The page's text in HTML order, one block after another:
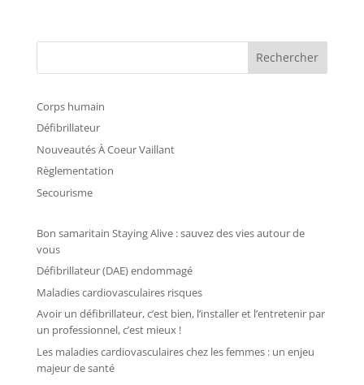
Rechercher
Corps humain
Défibrillateur
Nouveautés À Coeur Vaillant
Règlementation
Secourisme
Bon samaritain Staying Alive : sauvez des vies autour de
vous
Défibrillateur (DAE) endommagé
Maladies cardiovasculaires risques
Avoir un défibrillateur, c’est bien, l’installer et l’entretenir par
un professionnel, c’est mieux !
Les maladies cardiovasculaires chez les femmes : un enjeu
majeur de santé